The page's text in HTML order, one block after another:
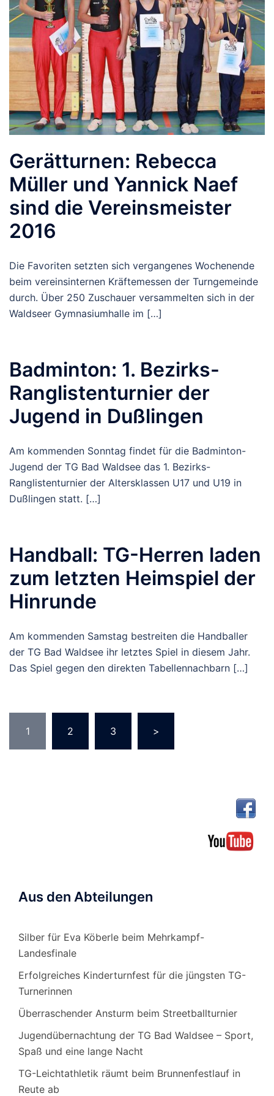
Gerätturnen: Rebecca
Müller und Yannick Naef
sind die Vereinsmeister
2016
Die Favoriten setzten sich vergangenes Wochenende
beim vereinsinternen Kräftemessen der Turngemeinde
durch. Über 250 Zuschauer versammelten sich in der
Waldseer Gymnasiumhalle im […]
Badminton: 1. Bezirks-
Ranglistenturnier der
Jugend in Dußlingen
Am kommenden Sonntag findet für die Badminton-
Jugend der TG Bad Waldsee das 1. Bezirks-
Ranglistenturnier der Altersklassen U17 und U19 in
Dußlingen statt. […]
Handball: TG-Herren laden
zum letzten Heimspiel der
Hinrunde
Am kommenden Samstag bestreiten die Handballer
der TG Bad Waldsee ihr letztes Spiel in diesem Jahr.
Das Spiel gegen den direkten Tabellennachbarn […]
der
Beiträge
1 2 3 >
Aus den Abteilungen
Silber für Eva Köberle beim Mehrkampf-
Landesfinale
Erfolgreiches Kinderturnfest für die jüngsten TG-
Turnerinnen
Überraschender Ansturm beim Streetballturnier
Jugendübernachtung der TG Bad Waldsee – Sport,
Spaß und eine lange Nacht
TG-Leichtathletik räumt beim Brunnenfestlauf in
Reute ab